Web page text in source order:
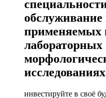
обслуживание
применяемых
лабораторных
инвестируйте в своё